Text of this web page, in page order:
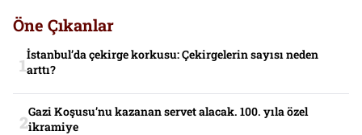
Öne Çıkanlar
İstanbul’da çekirge korkusu: Çekirgelerin sayısı neden
arttı?
Gazi Koşusu’nu kazanan servet alacak. 100. yıla özel
ikramiye